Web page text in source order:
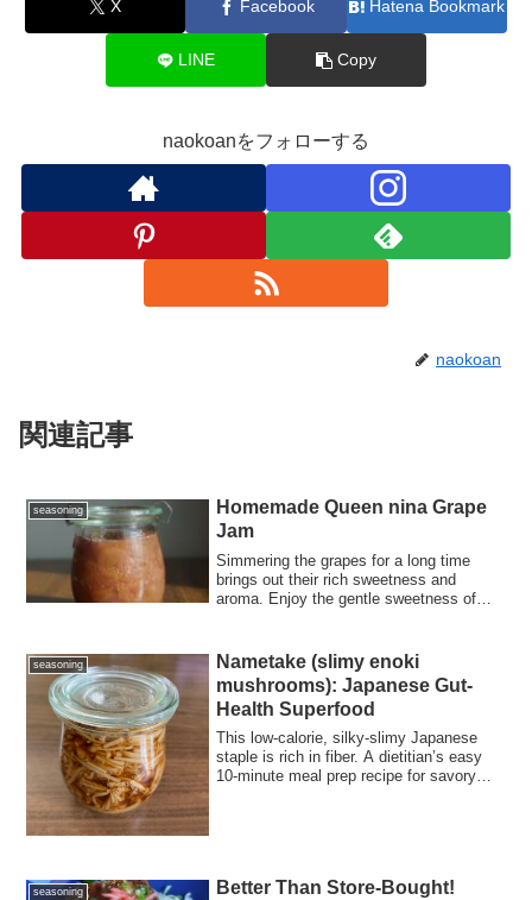
X Facebook Hatena Bookmark
LINE Copy
naokoanをフォローする
naokoan
関連記事
seasoning
Homemade Queen nina Grape
Jam
Simmering the grapes for a long time
brings out their rich sweetness and
aroma. Enjoy the gentle sweetness of
seasoning
Nametake (slimy enoki
mushrooms): Japanese Gut-
Health Superfood
This low-calorie, silky-slimy Japanese
staple is rich in fiber. A dietitian’s easy
10-minute meal prep recipe for savory
seasoning
Better Than Store-Bought!